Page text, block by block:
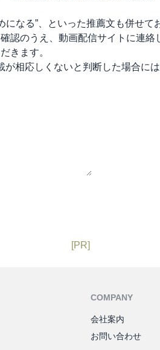
になる”、といった推薦文も併せて
認のうえ、動画配信サイトに連絡
きます。
が相応しくないと判断した場合に
[PR]
COMPANY
会社案内
お問い合わせ